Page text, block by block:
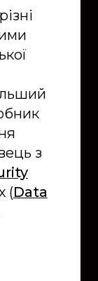
з
(Data